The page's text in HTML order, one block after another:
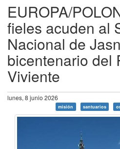
EUROPA/
fieles acuden al
Nacional de
bicentenario del
Viviente
lunes, 8 junio 2026
misión santuarios